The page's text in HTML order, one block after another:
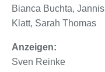
Bianca Buchta,
Klatt, Sarah Thomas
Anzeigen:
Sven Reinke